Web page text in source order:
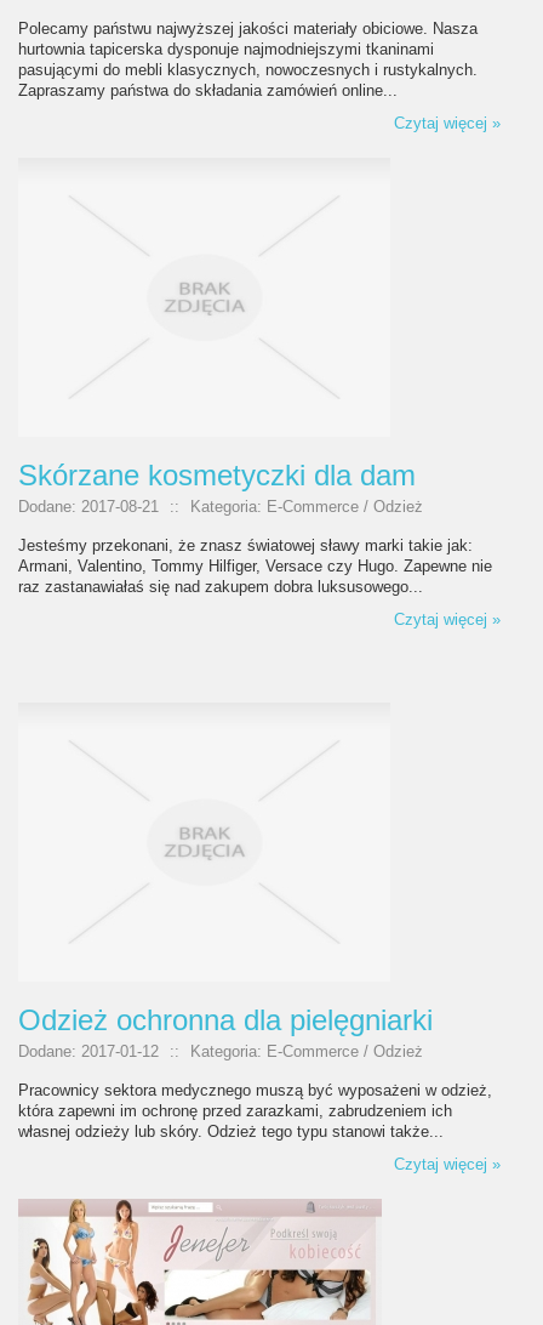
Polecamy państwu najwyższej jakości materiały obiciowe. Nasza
hurtownia tapicerska dysponuje najmodniejszymi tkaninami
pasującymi do mebli klasycznych, nowoczesnych i rustykalnych.
Zapraszamy państwa do składania zamówień online...
Czytaj więcej »
Skórzane kosmetyczki dla dam
Dodane: 2017-08-21 :: Kategoria: E-Commerce / Odzież
Jesteśmy przekonani, że znasz światowej sławy marki takie jak:
Armani, Valentino, Tommy Hilfiger, Versace czy Hugo. Zapewne nie
raz zastanawiałaś się nad zakupem dobra luksusowego...
Czytaj więcej »
Odzież ochronna dla pielęgniarki
Dodane: 2017-01-12 :: Kategoria: E-Commerce / Odzież
Pracownicy sektora medycznego muszą być wyposażeni w odzież,
która zapewni im ochronę przed zarazkami, zabrudzeniem ich
własnej odzieży lub skóry. Odzież tego typu stanowi także...
Czytaj więcej »